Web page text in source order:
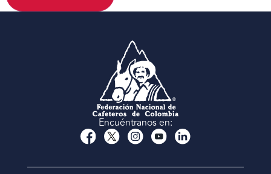
Encuéntranos en: